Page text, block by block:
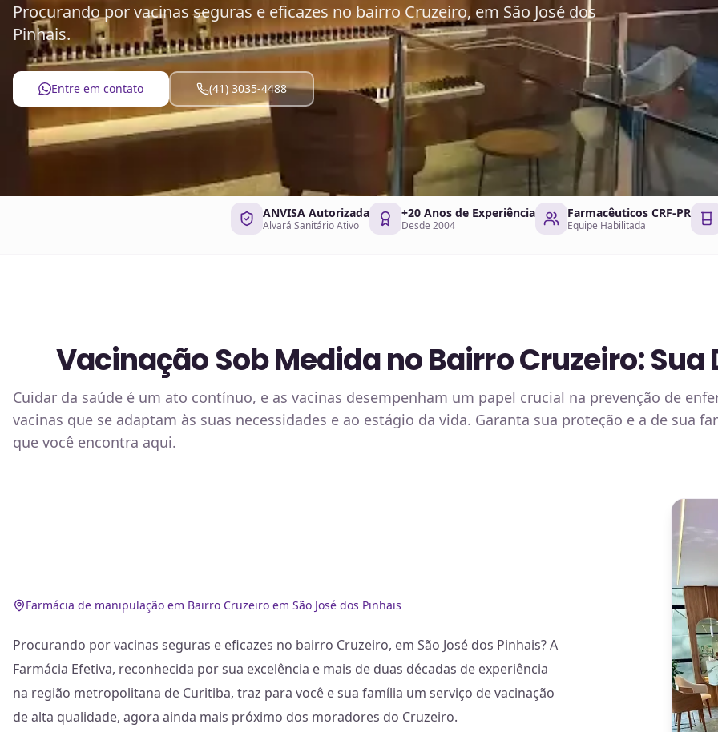
Procurando por vacinas seguras e eficazes no bairro Cruzeiro, em São José dos
Pinhais.
Entre em contato (41) 3035-4488
ANVISA Autorizada
Alvará Sanitário Ativo
+20 Anos de Experiência
Desde 2004
Farmacêuticos CRF-PR
Equipe Habilitada
Vacinação Sob Medida no Bairro Cruzeiro:
Cuidar da saúde é um ato contínuo, e as vacinas desempenham um papel crucial na prevenção de
vacinas que se adaptam às suas necessidades e ao estágio da vida. Garanta sua proteção e a de sua
que você encontra aqui.
Farmácia de manipulação em Bairro Cruzeiro em São José dos Pinhais
Procurando por vacinas seguras e eficazes no bairro Cruzeiro, em São José dos Pinhais? A
Farmácia Efetiva, reconhecida por sua excelência e mais de duas décadas de experiência
na região metropolitana de Curitiba, traz para você e sua família um serviço de vacinação
de alta qualidade, agora ainda mais próximo dos moradores do Cruzeiro.